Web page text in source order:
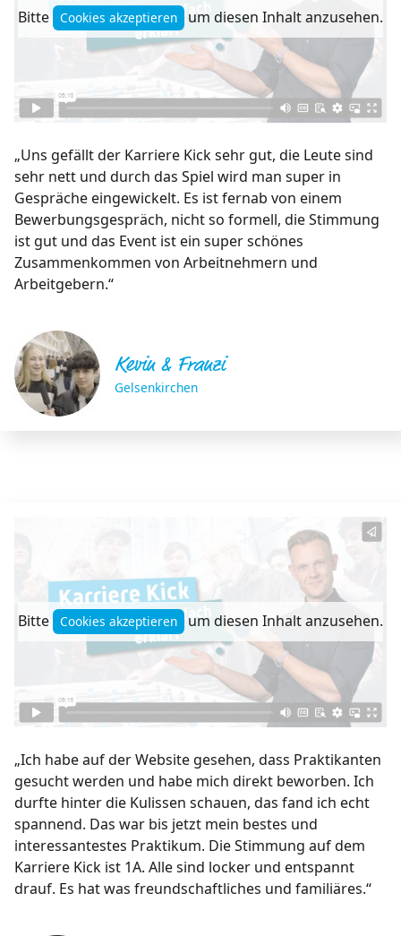
Bitte Cookies akzeptieren um diesen Inhalt anzusehen.
„Uns gefällt der Karriere Kick sehr gut, die Leute sind
sehr nett und durch das Spiel wird man super in
Gespräche eingewickelt. Es ist fernab von einem
Bewerbungsgespräch, nicht so formell, die Stimmung
ist gut und das Event ist ein super schönes
Zusammenkommen von Arbeitnehmern und
Arbeitgebern.“
Kevin & Franzi
Gelsenkirchen
Bitte Cookies akzeptieren um diesen Inhalt anzusehen.
„Ich habe auf der Website gesehen, dass Praktikanten
gesucht werden und habe mich direkt beworben. Ich
durfte hinter die Kulissen schauen, das fand ich echt
spannend. Das war bis jetzt mein bestes und
interessantestes Praktikum. Die Stimmung auf dem
Karriere Kick ist 1A. Alle sind locker und entspannt
drauf. Es hat was freundschaftliches und familiäres.“